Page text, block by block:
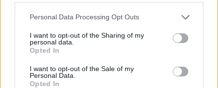
Please note that this website/app uses one or more Google
not limited to your visit or usage behaviour. You may click to
grant or deny consent to Google and its third-party tags to
use your data for below specified purposes in below Google
consent section.
Personal Data Processing Opt Outs
I want to opt-out of the Sharing of my
personal data.
Opted In
I want to opt-out of the Sale of my
Personal Data.
Opted In
A hangzatos, de egyben figyelemfelkeltő címűMinden
mindenhol mindenkort
leginkább azzal lehetne a
legpontosabban jellemezni, hogy A24 film. A stúdió neve
az elmúlt években egymás után bemutatott elképesztő
filmjei láttán gyakorlatilag egybenőtt a minőségi jelzővel,
és reméljük, ez a sor nem a